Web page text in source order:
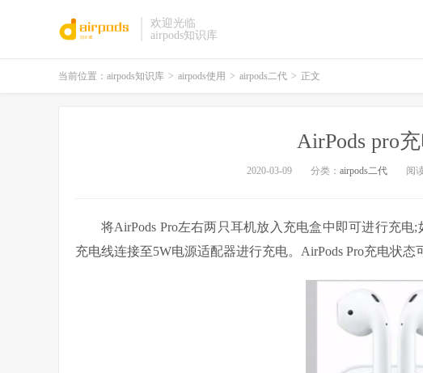
欢迎光临
airpods知识库
当前位置： airpods知识库 > airpods使用 > airpods二代 > 正文
AirPods pro
2020-03-09 分类： airpods二代 阅
将AirPods Pro左右两只耳机放入充电盒中即可进行充电
充电线连接至5W电源适配器进行充电。AirPods Pro充电状